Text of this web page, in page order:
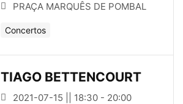
PRAÇA MARQUÊS DE POMBAL
Concertos
TIAGO BETTENCOURT
2021-07-15 || 18:30 - 20:00